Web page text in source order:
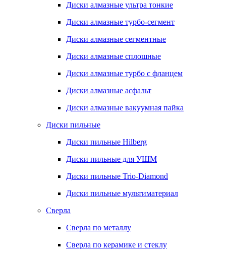
Диски алмазные ультра тонкие
Диски алмазные турбо-сегмент
Диски алмазные сегментные
Диски алмазные сплошные
Диски алмазные турбо с фланцем
Диски алмазные асфальт
Диски алмазные вакуумная пайка
Диски пильные
Диски пильные Hilberg
Диски пильные для УШМ
Диски пильные Trio-Diamond
Диски пильные мультиматериал
Сверла
Сверла по металлу
Сверла по керамике и стеклу